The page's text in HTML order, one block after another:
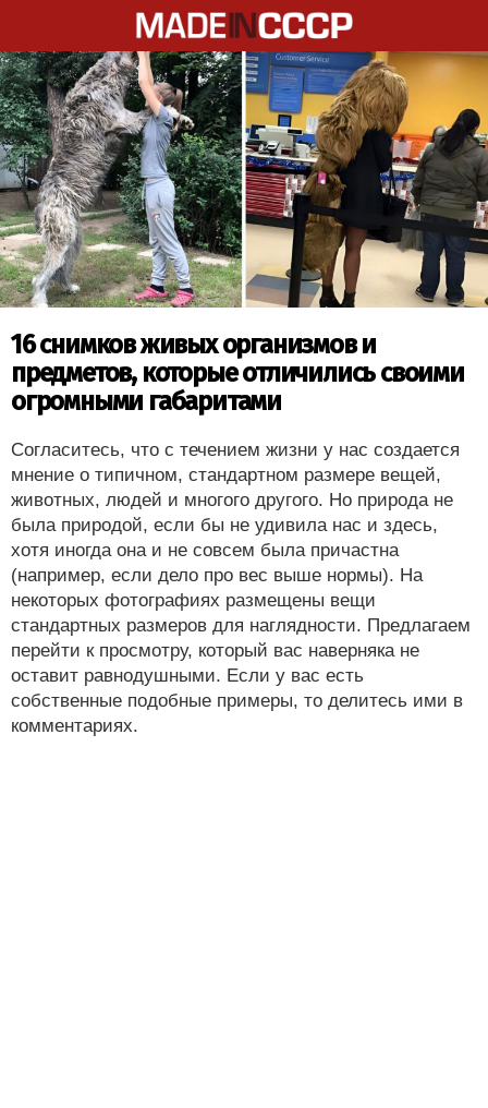
16 снимков живых организмов и
предметов, которые отличились своими
огромными габаритами
Согласитесь, что с течением жизни у нас создается
мнение о типичном, стандартном размере вещей,
животных, людей и многого другого. Но природа не
была природой, если бы не удивила нас и здесь,
хотя иногда она и не совсем была причастна
(например, если дело про вес выше нормы). На
некоторых фотографиях размещены вещи
стандартных размеров для наглядности. Предлагаем
перейти к просмотру, который вас наверняка не
оставит равнодушными. Если у вас есть
собственные подобные примеры, то делитесь ими в
комментариях.